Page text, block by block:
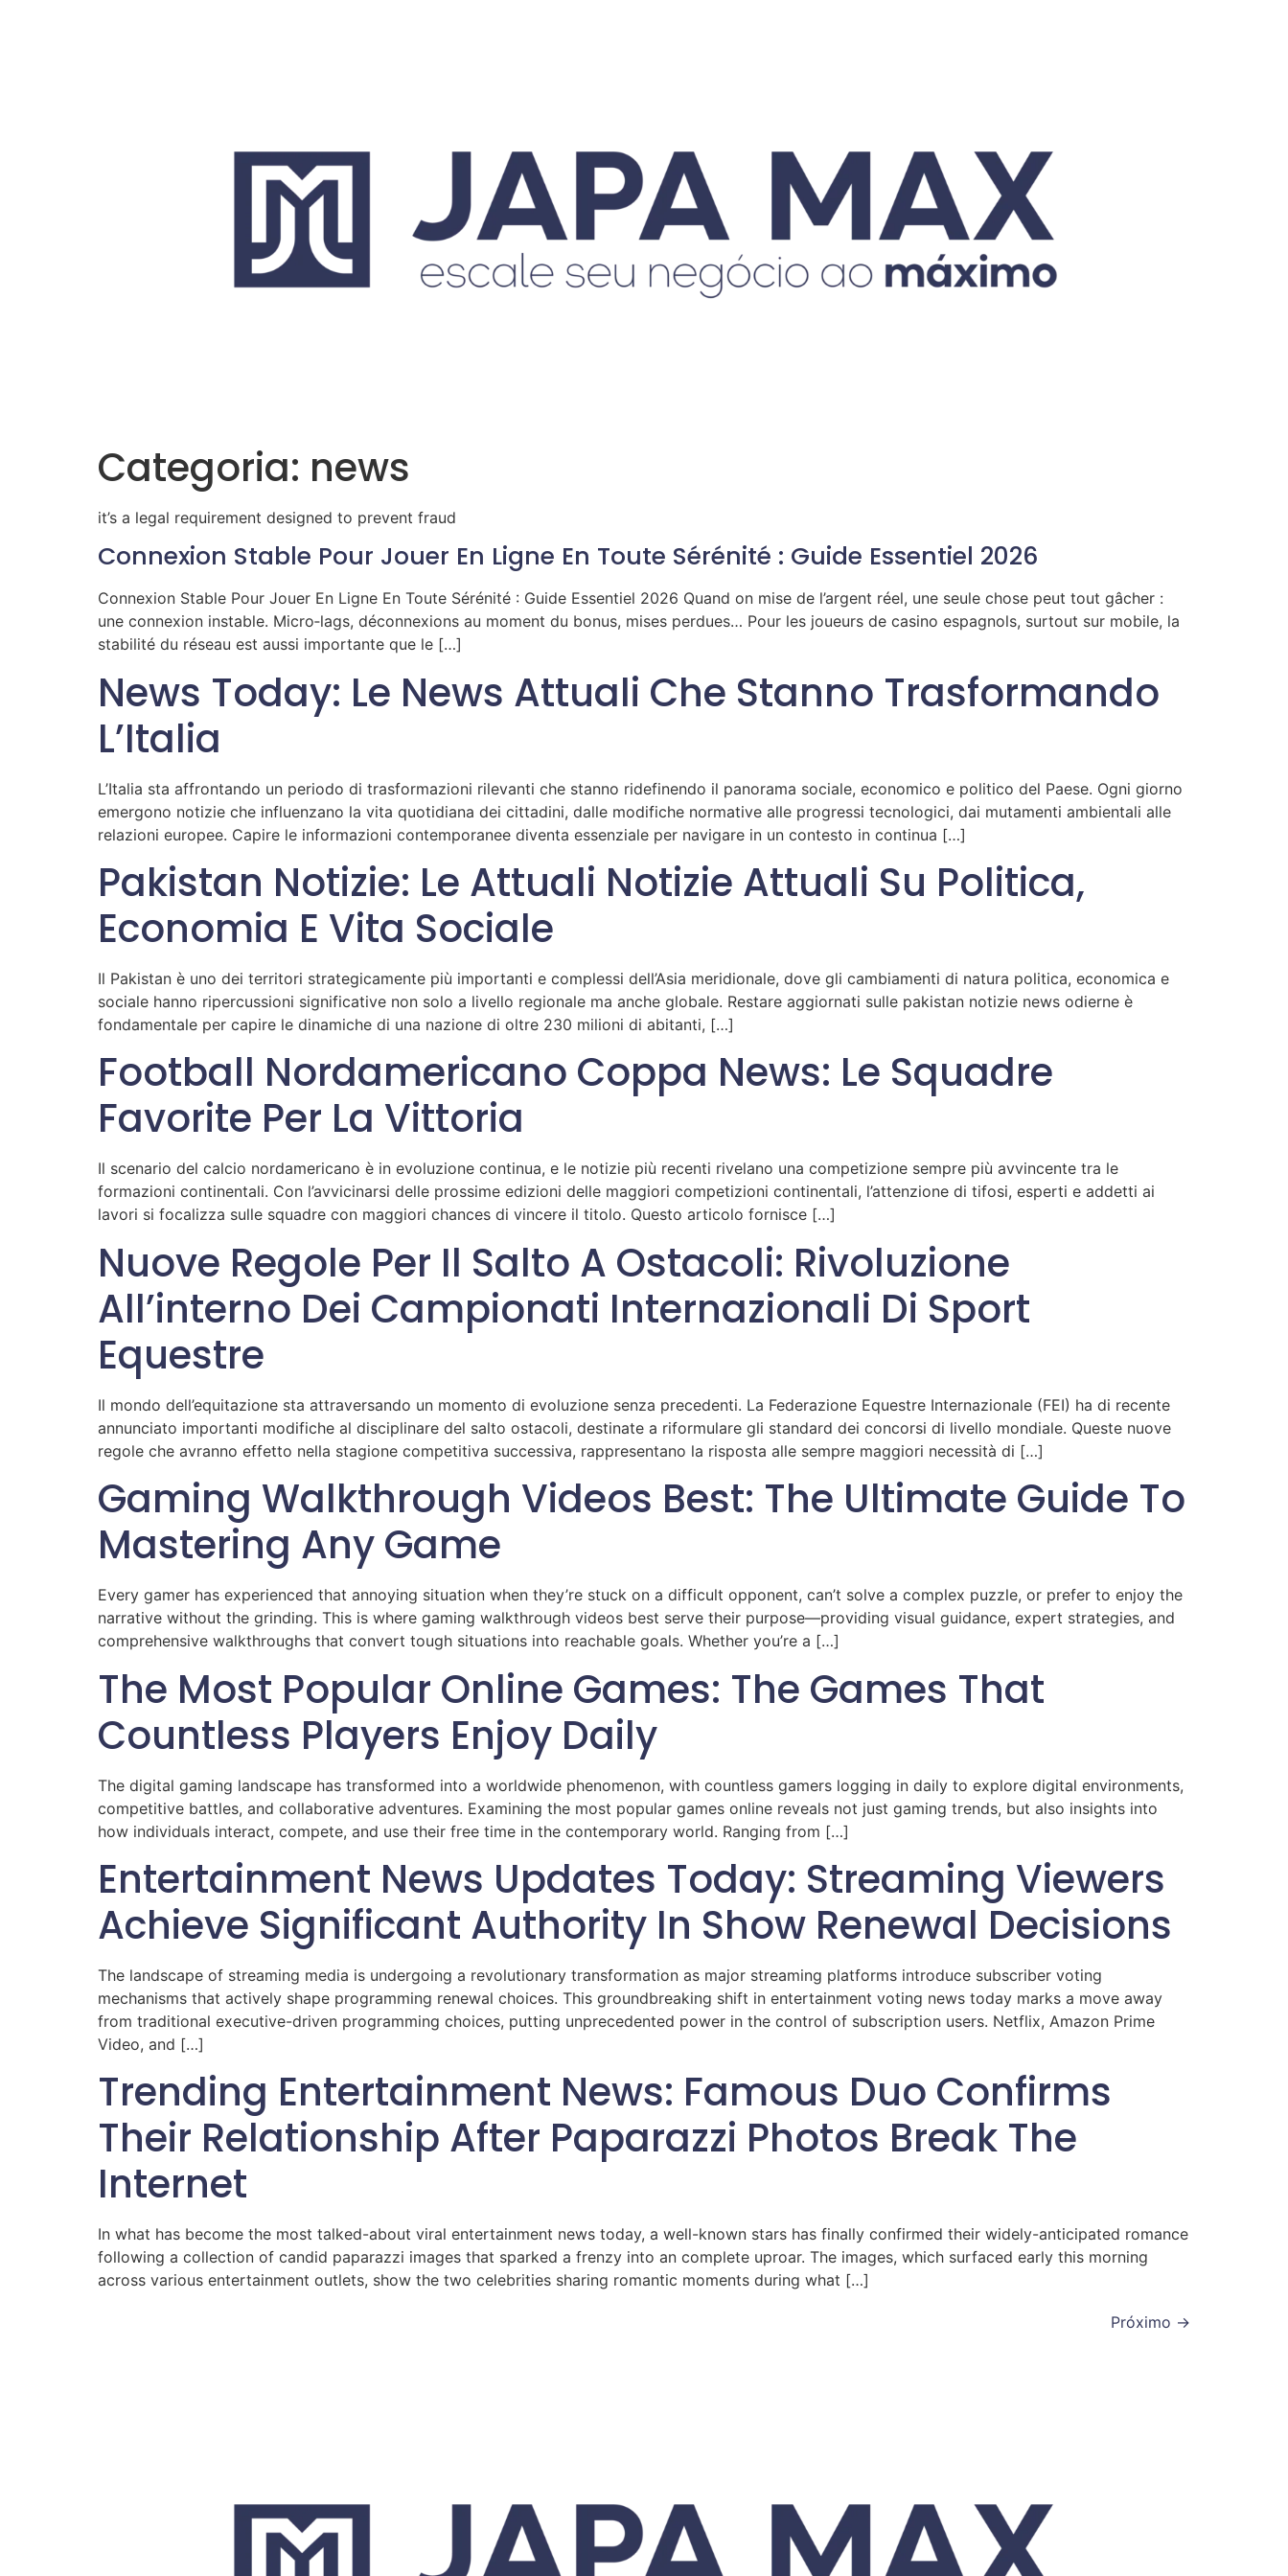
Categoria: news
it’s a legal requirement designed to prevent fraud
Connexion Stable Pour Jouer En Ligne En Toute Sérénité : Guide Essentiel 2026
Connexion Stable Pour Jouer En Ligne En Toute Sérénité : Guide Essentiel 2026 Quand on mise de l’argent réel, une seule chose peut tout gâcher :
une connexion instable. Micro‑lags, déconnexions au moment du bonus, mises perdues… Pour les joueurs de casino espagnols, surtout sur mobile, la
stabilité du réseau est aussi importante que le […]
News Today: Le News Attuali Che Stanno Trasformando
L’Italia
L’Italia sta affrontando un periodo di trasformazioni rilevanti che stanno ridefinendo il panorama sociale, economico e politico del Paese. Ogni giorno
emergono notizie che influenzano la vita quotidiana dei cittadini, dalle modifiche normative alle progressi tecnologici, dai mutamenti ambientali alle
relazioni europee. Capire le informazioni contemporanee diventa essenziale per navigare in un contesto in continua […]
Pakistan Notizie: Le Attuali Notizie Attuali Su Politica,
Economia E Vita Sociale
Il Pakistan è uno dei territori strategicamente più importanti e complessi dell’Asia meridionale, dove gli cambiamenti di natura politica, economica e
sociale hanno ripercussioni significative non solo a livello regionale ma anche globale. Restare aggiornati sulle pakistan notizie news odierne è
fondamentale per capire le dinamiche di una nazione di oltre 230 milioni di abitanti, […]
Football Nordamericano Coppa News: Le Squadre
Favorite Per La Vittoria
Il scenario del calcio nordamericano è in evoluzione continua, e le notizie più recenti rivelano una competizione sempre più avvincente tra le
formazioni continentali. Con l’avvicinarsi delle prossime edizioni delle maggiori competizioni continentali, l’attenzione di tifosi, esperti e addetti ai
lavori si focalizza sulle squadre con maggiori chances di vincere il titolo. Questo articolo fornisce […]
Nuove Regole Per Il Salto A Ostacoli: Rivoluzione
All’interno Dei Campionati Internazionali Di Sport
Equestre
Il mondo dell’equitazione sta attraversando un momento di evoluzione senza precedenti. La Federazione Equestre Internazionale (FEI) ha di recente
annunciato importanti modifiche al disciplinare del salto ostacoli, destinate a riformulare gli standard dei concorsi di livello mondiale. Queste nuove
regole che avranno effetto nella stagione competitiva successiva, rappresentano la risposta alle sempre maggiori necessità di […]
Gaming Walkthrough Videos Best: The Ultimate Guide To
Mastering Any Game
Every gamer has experienced that annoying situation when they’re stuck on a difficult opponent, can’t solve a complex puzzle, or prefer to enjoy the
narrative without the grinding. This is where gaming walkthrough videos best serve their purpose—providing visual guidance, expert strategies, and
comprehensive walkthroughs that convert tough situations into reachable goals. Whether you’re a […]
The Most Popular Online Games: The Games That
Countless Players Enjoy Daily
The digital gaming landscape has transformed into a worldwide phenomenon, with countless gamers logging in daily to explore digital environments,
competitive battles, and collaborative adventures. Examining the most popular games online reveals not just gaming trends, but also insights into
how individuals interact, compete, and use their free time in the contemporary world. Ranging from […]
Entertainment News Updates Today: Streaming Viewers
Achieve Significant Authority In Show Renewal Decisions
The landscape of streaming media is undergoing a revolutionary transformation as major streaming platforms introduce subscriber voting
mechanisms that actively shape programming renewal choices. This groundbreaking shift in entertainment voting news today marks a move away
from traditional executive-driven programming choices, putting unprecedented power in the control of subscription users. Netflix, Amazon Prime
Video, and […]
Trending Entertainment News: Famous Duo Confirms
Their Relationship After Paparazzi Photos Break The
Internet
In what has become the most talked-about viral entertainment news today, a well-known stars has finally confirmed their widely-anticipated romance
following a collection of candid paparazzi images that sparked a frenzy into an complete uproar. The images, which surfaced early this morning
across various entertainment outlets, show the two celebrities sharing romantic moments during what […]
Próximo →